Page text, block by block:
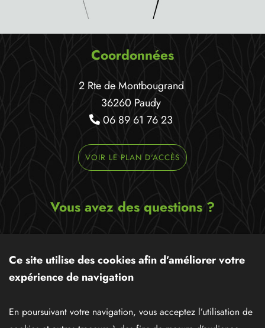
Coordonnées
2 Rte de Montbougrand
36260 Paudy
06 89 61 76 23
VOIR LE PLAN D'ACCÈS
Vous avez des questions ?
nous serons ravis de pouvoir
vous apporter notre aide !
CONTACTEZ-NOUS
Ce site utilise des cookies afin d’améliorer votre
expérience de navigation
En poursuivant votre navigation, vous acceptez l’utilisation de